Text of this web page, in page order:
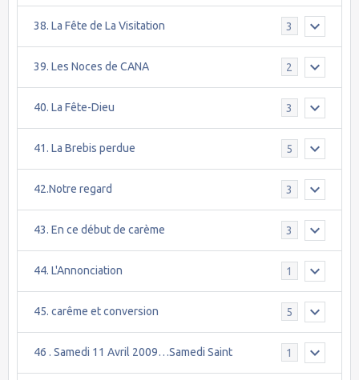
38. La Fête de La Visitation 3
39. Les Noces de CANA 2
40. La Fête-Dieu 3
41. La Brebis perdue 5
42.Notre regard 3
43. En ce début de carème 3
44. L'Annonciation 1
45. carême et conversion 5
46 . Samedi 11 Avril 2009…Samedi Saint 1